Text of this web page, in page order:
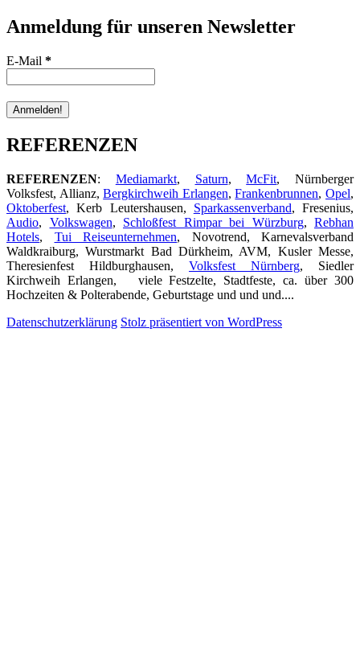
Anmeldung für unseren Newsletter
E-Mail *
REFERENZEN
REFERENZEN: Mediamarkt, Saturn,McFit, Nürnberger
Volksfest, Allianz,Bergkirchweih Erlangen,Frankenbrunnen,Opel,
Oktoberfest, Kerb Leutershausen, Sparkassenverband, Fresenius,
Audio, Volkswagen, Schloßfest Rimpar bei Würzburg, Rebhan
Hotels, Tui Reiseunternehmen, Novotrend, Karnevalsverband
Waldkraiburg, Wurstmarkt Bad Dürkheim, AVM, Kusler Messe,
Theresienfest Hildburghausen, Volksfest Nürnberg, Siedler
Kirchweih Erlangen, viele Festzelte, Stadtfeste, ca. über 300
Hochzeiten & Polterabende, Geburtstage und und und....
Datenschutzerklärung Stolz präsentiert von WordPress